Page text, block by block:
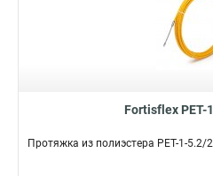
Fortisflex PET-
Протяжка из полиэстера PET-1-